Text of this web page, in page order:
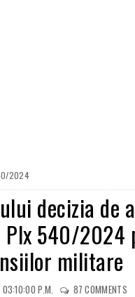
2024
decizia de
540/2024
militare
P.M. 87 COMMENTS